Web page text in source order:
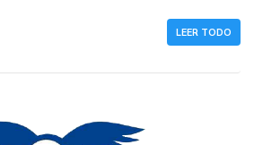
LEER TODO